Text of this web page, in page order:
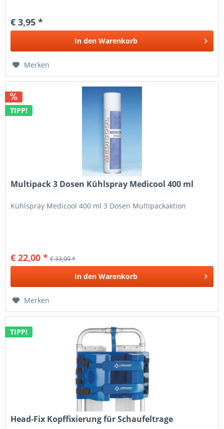
€ 3,95 *
In den Warenkorb
Merken
TIPP!
Multipack 3 Dosen Kühlspray Medicool 400 ml
Kühlspray Medicool 400 ml 3 Dosen Multipackaktion
€ 22,00 * € 33,00 *
In den Warenkorb
Merken
TIPP!
Head-Fix Kopffixierung für Schaufeltrage